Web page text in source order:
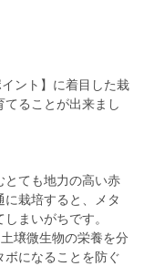
ント】に着目した栽
ることが出来まし
とても地力の高い赤
栽培すると、メタ
まいがちです。
壌微生物の栄養を分
になることを防ぐ